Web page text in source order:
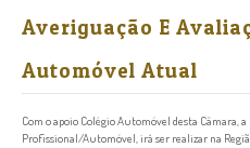
Averiguação E
Automóvel Atual
Com o apoio Colégio Automóvel desta Câmara, a
Profissional/Automóvel, irá ser realizar na